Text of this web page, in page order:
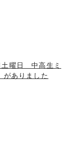
土曜日 中高生ミ
がありました